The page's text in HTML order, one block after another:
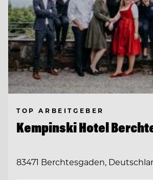
TOP ARBEITGEBER
Kempinski Hotel
83471 Berchtesgaden,